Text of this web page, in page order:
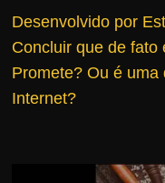
Desenvolvido por
Concluir que de fato
Promete? Ou é
Internet?